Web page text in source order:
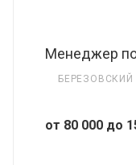
Менеджер
БЕРЕЗОВСКИЙ
от 80 000 до